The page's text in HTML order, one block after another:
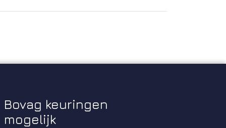
Bovag keuringen
mogelijk